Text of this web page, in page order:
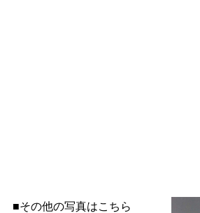
■その他の写真はこちら